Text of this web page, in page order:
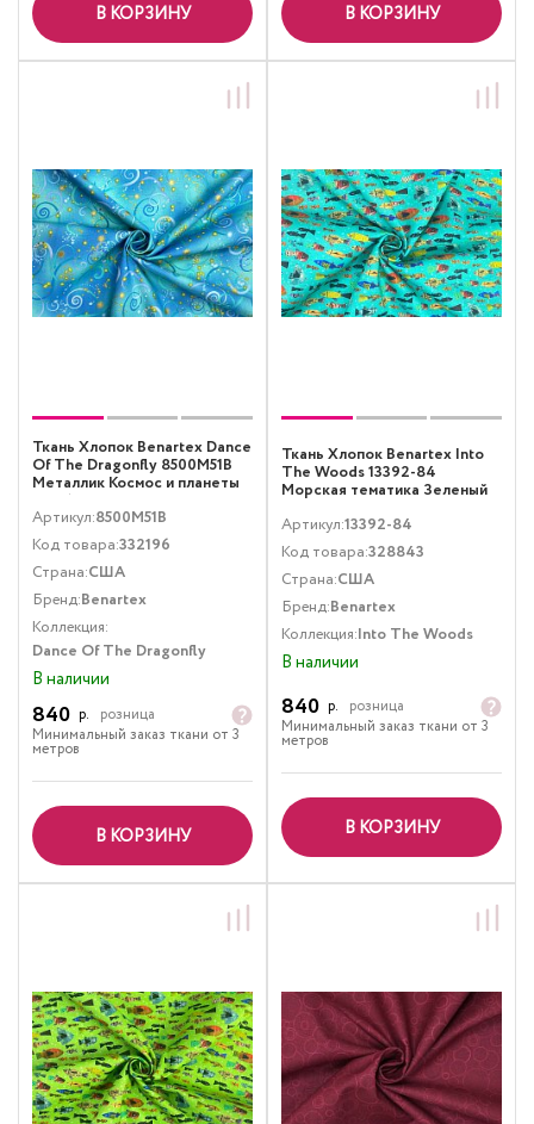
В КОРЗИНУ В КОРЗИНУ
Ткань Хлопок Benartex Dance
Of The Dragonfly 8500M51B
Металлик Космос и планеты
Голубой
Артикул:8500M51B
Код товара:332196
Страна:США
Бренд:Benartex
Коллекция:
Dance Of The Dragonfly
В наличии
840 р.
розница
Минимальный заказ ткани от 3
метров
В КОРЗИНУ
Ткань Хлопок Benartex Into
The Woods 13392-84
Морская тематика Зеленый
Артикул:13392-84
Код товара:328843
Страна:США
Бренд:Benartex
Коллекция:Into The Woods
В наличии
840 р.
розница
Минимальный заказ ткани от 3
метров
В КОРЗИНУ